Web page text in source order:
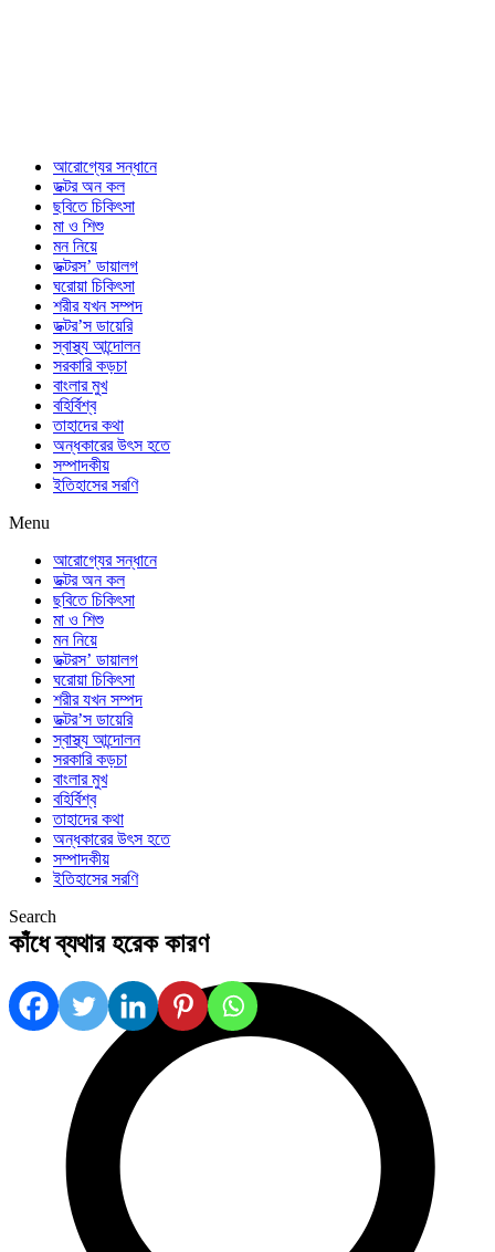
আরোগ্যের সন্ধানে
ডক্টর অন কল
ছবিতে চিকিৎসা
মা ও শিশু
মন নিয়ে
ডক্টরস’ ডায়ালগ
ঘরোয়া চিকিৎসা
শরীর যখন সম্পদ
ডক্টর’স ডায়েরি
স্বাস্থ্য আন্দোলন
সরকারি কড়চা
বাংলার মুখ
বহির্বিশ্ব
তাহাদের কথা
অন্ধকারের উৎস হতে
সম্পাদকীয়
ইতিহাসের সরণি
Menu
আরোগ্যের সন্ধানে
ডক্টর অন কল
ছবিতে চিকিৎসা
মা ও শিশু
মন নিয়ে
ডক্টরস’ ডায়ালগ
ঘরোয়া চিকিৎসা
শরীর যখন সম্পদ
ডক্টর’স ডায়েরি
স্বাস্থ্য আন্দোলন
সরকারি কড়চা
বাংলার মুখ
বহির্বিশ্ব
তাহাদের কথা
অন্ধকারের উৎস হতে
সম্পাদকীয়
ইতিহাসের সরণি
Search
কাঁধে ব্যথার হরেক কারণ